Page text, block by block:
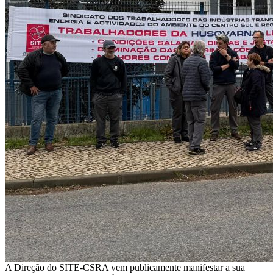
A Direção do SITE-CSRA vem publicamente manifestar a sua